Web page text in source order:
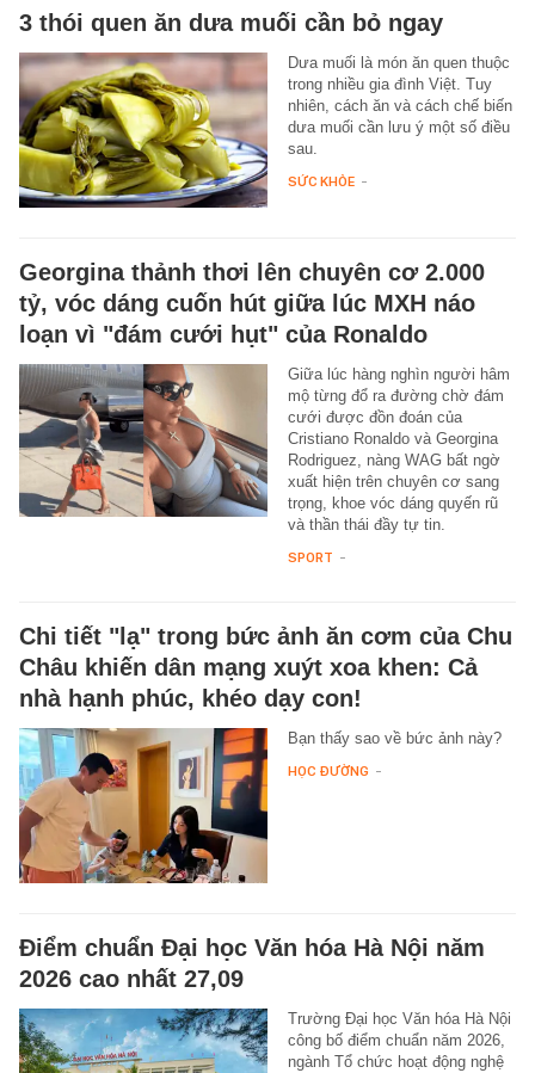
3 thói quen ăn dưa muối cần bỏ ngay
Dưa muối là món ăn quen thuộc
trong nhiều gia đình Việt. Tuy
nhiên, cách ăn và cách chế biến
dưa muối cần lưu ý một số điều
sau.
SỨC KHỎE -
Georgina thảnh thơi lên chuyên cơ 2.000
tỷ, vóc dáng cuốn hút giữa lúc MXH náo
loạn vì "đám cưới hụt" của Ronaldo
Giữa lúc hàng nghìn người hâm
mộ từng đổ ra đường chờ đám
cưới được đồn đoán của
Cristiano Ronaldo và Georgina
Rodriguez, nàng WAG bất ngờ
xuất hiện trên chuyên cơ sang
trọng, khoe vóc dáng quyến rũ
và thần thái đầy tự tin.
SPORT -
Chi tiết "lạ" trong bức ảnh ăn cơm của Chu
Châu khiến dân mạng xuýt xoa khen: Cả
nhà hạnh phúc, khéo dạy con!
Bạn thấy sao về bức ảnh này?
HỌC ĐƯỜNG -
Điểm chuẩn Đại học Văn hóa Hà Nội năm
2026 cao nhất 27,09
Trường Đại học Văn hóa Hà Nội
công bố điểm chuẩn năm 2026,
ngành Tổ chức hoạt động nghệ